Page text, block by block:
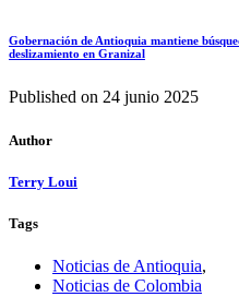
Gobernación de Antioquia mantiene
deslizamiento en Granizal
Published on 24 junio 2025
Author
Terry Loui
Tags
Noticias de Antioquia,
Noticias de Colombia